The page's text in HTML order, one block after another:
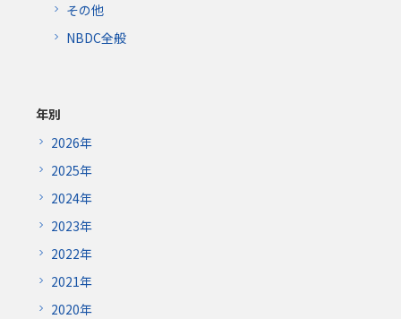
その他
NBDC全般
年別
2026年
2025年
2024年
2023年
2022年
2021年
2020年